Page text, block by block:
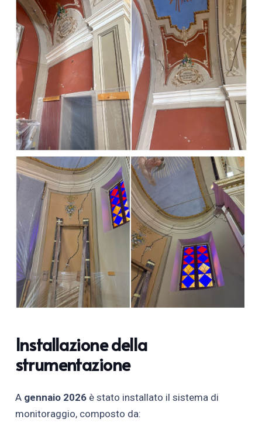
Installazione della
strumentazione
Agennaio 2026è stato installato il sistema di
monitoraggio, composto da: